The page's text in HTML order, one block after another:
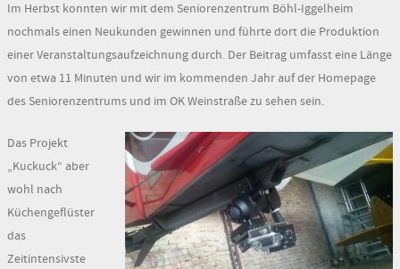
Im Herbst konnten wir mit dem Seniorenzentrum Böhl-Iggelheim
nochmals einen Neukunden gewinnen und führte dort die Produktion
einer Veranstaltungsaufzeichnung durch. Der Beitrag umfasst eine Länge
von etwa 11 Minuten und wir im kommenden Jahr auf der Homepage
des Seniorenzentrums und im OK Weinstraße zu sehen sein.
Das Projekt
„Kuckuck“ aber
wohl nach
Küchengeflüster
das
Zeitintensivste